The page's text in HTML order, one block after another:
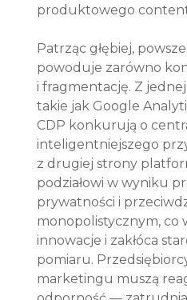
produktowego
Patrząc głębiej,
powoduje zarówno
i fragmentację. Z
takie jak Google
CDP konkurują o
inteligentniejszego
z drugiej strony
podziałowi w wyniku
prywatności i
monopolistycznym, co
innowacje i zakłóca
pomiaru.
marketingu muszą